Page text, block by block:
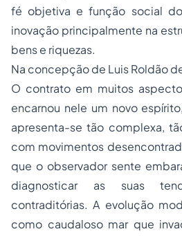
fé objetiva e função social
inovação principalmente na
bens e riquezas.
Na concepção de Luis Roldão
O contrato em muitos
encarnou nele um novo
apresenta-se tão complexa,
com movimentos
que o observador sente
diagnosticar as suas
contraditórias. A evolução
como caudaloso mar que